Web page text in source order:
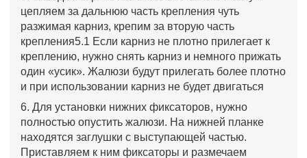
цепляем за дальнюю часть крепления чуть
разжимая карниз, крепим за вторую часть
крепления5.1 Если карниз не плотно прилегает к
креплению, нужно снять карниз и немного прижать
один «усик». Жалюзи будут прилегать более плотно
и при использовании карниз не будет двигаться
6. Для установки нижних фиксаторов, нужно
полностью опустить жалюзи. На нижней планке
находятся заглушки с выступающей частью.
Приставляем к ним фиксаторы и размечаем